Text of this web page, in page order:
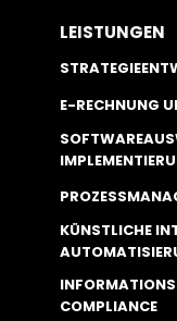
LEISTUNGEN
E-RECHNUNG
KÜNSTLICHE
COMPLIANCE